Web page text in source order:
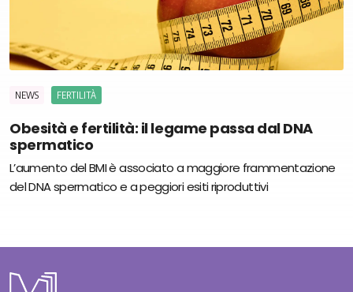
NEWS FERTILITÀ
Obesità e fertilità: il legame passa dal DNA
spermatico
L’aumento del BMI è associato a maggiore frammentazione
del DNA spermatico e a peggiori esiti riproduttivi